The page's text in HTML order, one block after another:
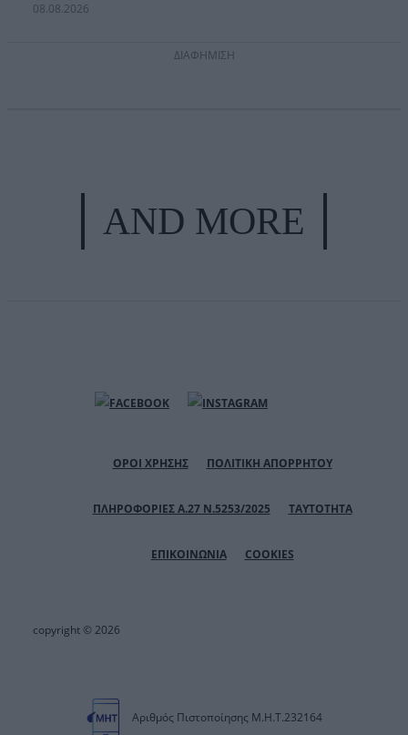
08.08.2026
ΔΙΑΦΗΜΙΣΗ
AND MORE
ΟΡΟΙ ΧΡΗΣΗΣ ΠΟΛΙΤΙΚΗ ΑΠΟΡΡΗΤΟΥ
ΠΛΗΡΟΦΟΡΙΕΣ Α.27 Ν.5253/2025 ΤΑΥΤΟΤΗΤΑ
ΕΠΙΚΟΙΝΩΝΙΑ COOKIES
copyright © 2026
Αριθμός Πιστοποίησης Μ.Η.Τ.232164